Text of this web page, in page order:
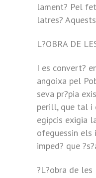
lament? Pel
latres?
L?OBRA DE
I es convert?
angoixa pel
seva pr?pia
perill, que tal i
egipcis exigia
ofeguessin els
imped? que
?L?obra de les